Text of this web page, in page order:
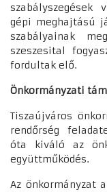
szabályszegések
gépi meghajtású
szabályainak
szeszesital
fordultak elő.
Önkormányzati
Tiszaújváros
rendőrség
óta kiváló az
együttműködés.
Az önkormányzat